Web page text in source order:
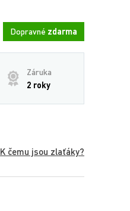
Dopravné zdarma
Záruka
2 roky
K čemu jsou zlaťáky?